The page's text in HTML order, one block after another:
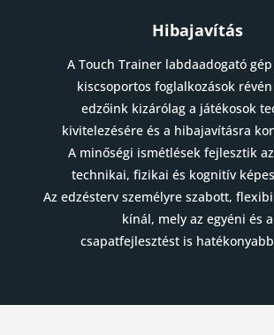
Hibajavítás
A Touch Trainer labdaadogató
kiscsoportos foglalkozások
edzőink kizárólag a játékosok
kivitelezésére és a hibajavításra
A minőségi ismétlések fejlesztik
technikai, fizikai és kognitív
Az edzésterv személyre szabott,
kínál, mely az egyéni és a
csapatfejlesztést is